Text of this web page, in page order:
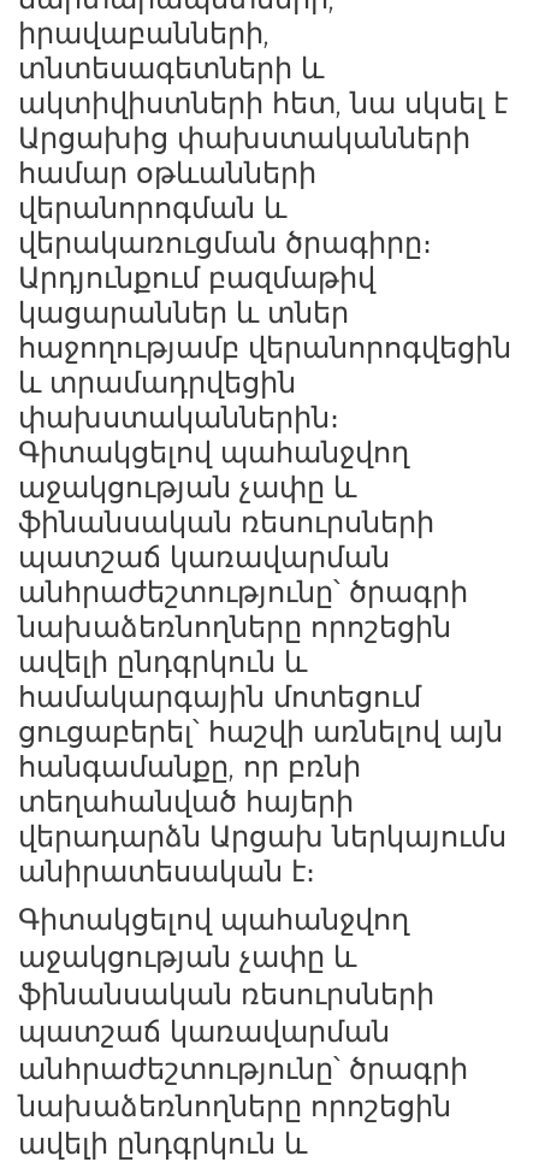
իրավաբանների,
տնտեսագետների և
ակտիվիստների հետ, նա սկսել է
Արցախից փախստականների
համար օթևանների
վերանորոգման և
վերակառուցման ծրագիրը։
Արդյունքում բազմաթիվ
կացարաններ և տներ
հաջողությամբ վերանորոգվեցին
և տրամադրվեցին
փախստականներին։
Գիտակցելով պահանջվող
աջակցության չափը և
ֆինանսական ռեսուրսների
պատշաճ կառավարման
անհրաժեշտությունը՝ ծրագրի
նախաձեռնողները որոշեցին
ավելի ընդգրկուն և
համակարգային մոտեցում
ցուցաբերել՝ հաշվի առնելով այն
հանգամանքը, որ բռնի
տեղահանված հայերի
վերադարձն Արցախ ներկայումս
անիրատեսական է։
Գիտակցելով պահանջվող
աջակցության չափը և
ֆինանսական ռեսուրսների
պատշաճ կառավարման
անհրաժեշտությունը՝ ծրագրի
նախաձեռնողները որոշեցին
ավելի ընդգրկուն և